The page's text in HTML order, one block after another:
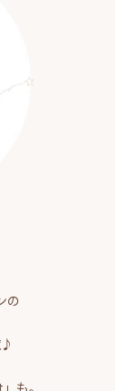
の
も。